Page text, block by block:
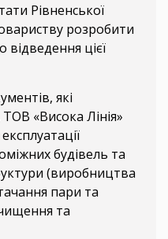
Рівненської
розробити
цієї
які
«Висока Лінія»
будівель та
(виробництва
пари та
та